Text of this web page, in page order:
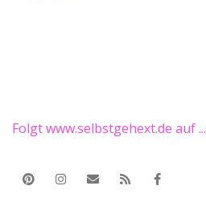
Folgt www.selbstgehext.de auf ...